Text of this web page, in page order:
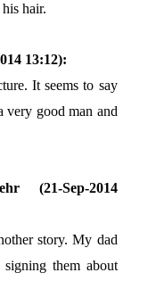
hair.
13:12):
It seems to say
very good man and
(21-Sep-2014
story. My dad
them about